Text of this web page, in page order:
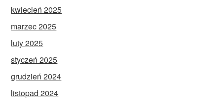
kwiecień 2025
marzec 2025
luty 2025
styczeń 2025
grudzień 2024
listopad 2024